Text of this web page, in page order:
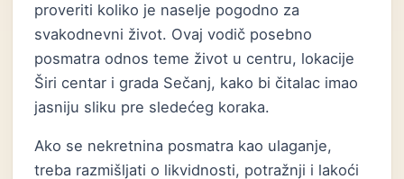
proveriti koliko je naselje pogodno za
svakodnevni život. Ovaj vodič posebno
posmatra odnos teme život u centru, lokacije
Širi centar i grada Sečanj, kako bi čitalac imao
jasniju sliku pre sledećeg koraka.
Ako se nekretnina posmatra kao ulaganje,
treba razmišljati o likvidnosti, potražnji i lakoći